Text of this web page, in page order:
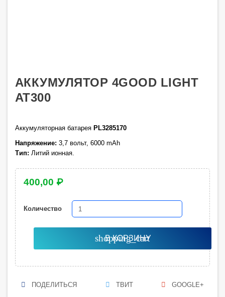
АККУМУЛЯТОР 4GOOD LIGHT
AT300
Аккумуляторная батарея PL3285170
Напряжение: 3,7 вольт, 6000 mAh
Тип: Литий ионная.
400,00 ₽
Количество
shopping_cart
В КОРЗИНУ
ПОДЕЛИТЬСЯ ТВИТ GOOGLE+